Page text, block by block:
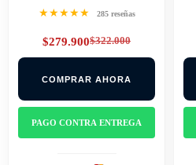
★★★★★ 285 reseñas
$322.000
Original
price
$322.000.
$279.900Current
price
$279.900.
COMPRAR AHORA
PAGO CONTRA ENTREGA